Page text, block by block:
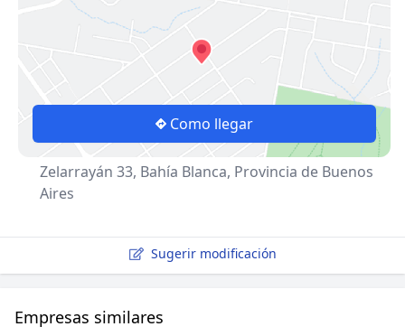
Como llegar
Zelarrayán 33, Bahía Blanca, Provincia de Buenos
Aires
Sugerir modificación
Empresas similares